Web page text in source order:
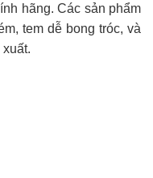
hãng. Các sản phẩm
tem dễ bong tróc, và